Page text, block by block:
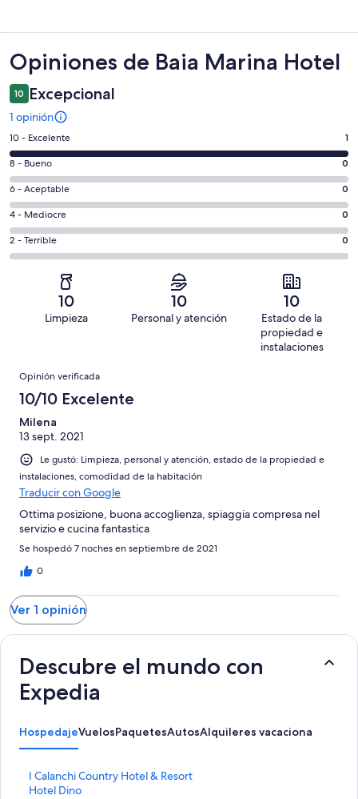
Opiniones
Opiniones de Baia Marina Hotel
10 Excepcional
1 opinión
Evaluación:
10
-
Excelente.
1
de
1
opiniones
10 - Excelente 1
Evaluación:
8
-
Bueno.
0
de
opiniones
8 - Bueno 0
Evaluación:
6
-
Aceptable.
0
opiniones
6 - Aceptable 0
Evaluación:
4
-
4 - Mediocre 0
Evaluación:
2
2 - Terrible 0
10
Limpieza
10
Personal y atención
10
Estado de la
propiedad e
instalaciones
Opiniones
Opinión verificada
10/10 Excelente
Milena
13 sept. 2021
Le gustó: Limpieza, personal y atención, estado de la propiedad e
instalaciones, comodidad de la habitación
Traducir con Google
Ottima posizione, buona accoglienza, spiaggia compresa nel
servizio e cucina fantastica
Se hospedó 7 noches en septiembre de 2021
0
Ver 1 opinión
Descubre el mundo con
Expedia
HospedajeVuelosPaquetesAutosAlquileres vacacionales
I Calanchi Country Hotel & Resort
E
n
Hotel Dino
E